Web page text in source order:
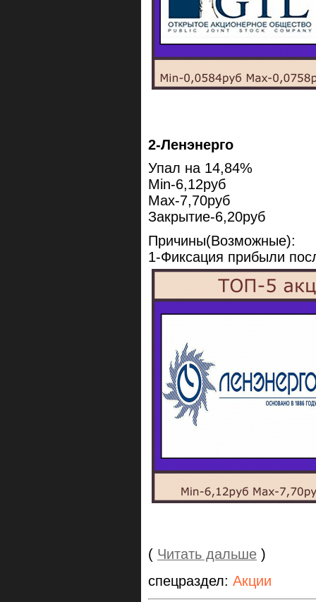
2-Ленэнерго
Упал на 14,84%
Min-6,12руб
Max-7,70руб
Закрытие-6,20руб
Причины(Возможные):
1-Фиксация прибыли
( Читать дальше )
спецраздел: Акции